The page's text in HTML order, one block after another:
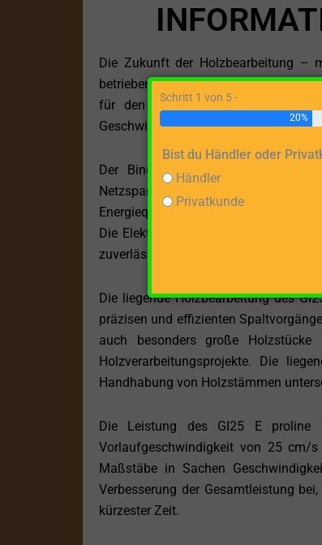
Die Zukunft der Holzbearbeitung –
betriebenen Holzspalter, der die
für den professionellen Einsatz
Geschwindigkeit.
Der Binderberger GI25 E proline
Netzspannung betrieben wird.
Energiequelle, sondern ermöglicht
Die Elektromotortechnologie bietet
zuverlässigen Spaltkraft von
Die liegende Holzbearbeitung des
präzisen und effizienten
auch besonders große
Holzverarbeitungsprojekte. Die
Handhabung von Holzstämmen
Die Leistung des GI25 E proline
Vorlaufgeschwindigkeit von 25 cm/
Maßstäbe in Sachen
Verbesserung der Gesamtleistung
kürzester Zeit.
Schritt 1 von 5 -
20%
Bist du Händler oder
Händler
Privatkunde